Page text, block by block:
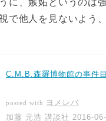
に、嫉妬というのは
で他人を見ないよう
C.M.B.森羅博物館の事件
posted with
ヨメレバ
加藤 元浩 講談社 2016-